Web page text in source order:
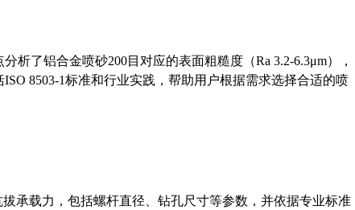
析了铝合金喷砂200目对应的表面粗糙度（Ra 3.2-6.3μm），
8503-1标准和行业实践，帮助用户根据需求选择合适的喷
承载力，包括螺杆直径、钻孔尺寸等参数，并依据专业标准